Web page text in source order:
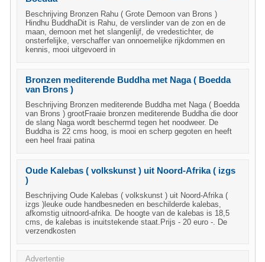
Beschrijving Bronzen Rahu ( Grote Demoon van Brons )
Hindhu BuddhaDit is Rahu, de verslinder van de zon en de
maan, demoon met het slangenlijf, de vredestichter, de
onsterfelijke, verschaffer van onnoemelijke rijkdommen en
kennis, mooi uitgevoerd in
Bronzen mediterende Buddha met Naga ( Boedda
van Brons )
Beschrijving Bronzen mediterende Buddha met Naga ( Boedda
van Brons ) grootFraaie bronzen mediterende Buddha die door
de slang Naga wordt beschermd tegen het noodweer. De
Buddha is 22 cms hoog, is mooi en scherp gegoten en heeft
een heel fraai patina
Oude Kalebas ( volkskunst ) uit Noord-Afrika ( izgs
)
Beschrijving Oude Kalebas ( volkskunst ) uit Noord-Afrika (
izgs )leuke oude handbesneden en beschilderde kalebas,
afkomstig uitnoord-afrika. De hoogte van de kalebas is 18,5
cms, de kalebas is inuitstekende staat.Prijs - 20 euro -. De
verzendkosten
Advertentie